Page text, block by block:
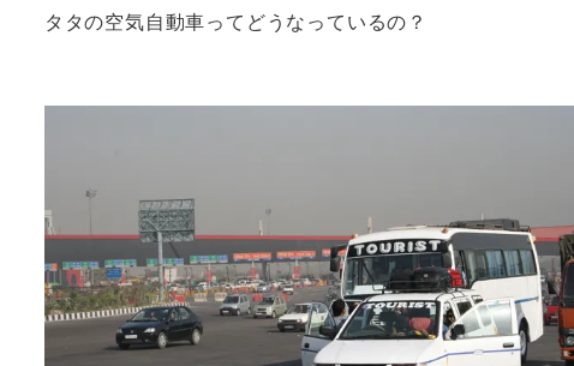
タタの空気自動車ってどうなっているの？